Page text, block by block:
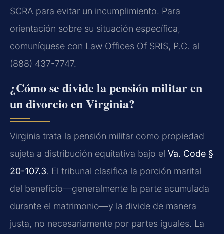
SCRA para evitar un incumplimiento. Para
orientación sobre su situación específica,
comuníquese con Law Offices Of SRIS, P.C. al
(888) 437-7747.
¿Cómo se divide la pensión militar en
un divorcio en Virginia?
Virginia trata la pensión militar como propiedad
sujeta a distribución equitativa bajo el Va. Code §
20-107.3. El tribunal clasifica la porción marital
del beneficio—generalmente la parte acumulada
durante el matrimonio—y la divide de manera
justa, no necesariamente por partes iguales. La